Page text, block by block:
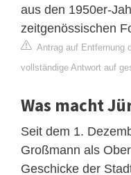
aus den 1950er-
zeitgenössischen
Antrag auf Entfernung
vollständige Antwort auf
Was macht
Seit dem 1.
Großmann als
Geschicke der